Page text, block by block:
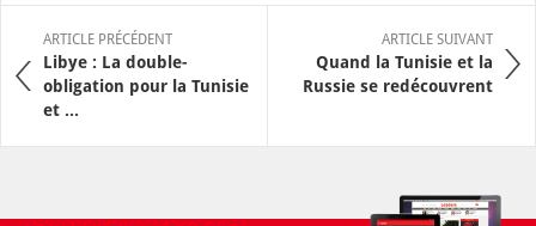
ARTICLE PRÉCÉDENT
Libye : La double-
obligation pour la Tunisie
et ...
ARTICLE SUIVANT
Quand la Tunisie et la
Russie se redécouvrent